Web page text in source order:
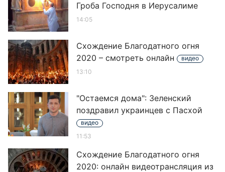
Гроба Господня в Иерусалиме
14:05
Схождение Благодатного огня
2020 – смотреть онлайн
видео
13:10
"Остаемся дома": Зеленский
поздравил украинцев с Пасхой
видео
11:53
Схождение Благодатного огня
2020: онлайн видеотрансляция из